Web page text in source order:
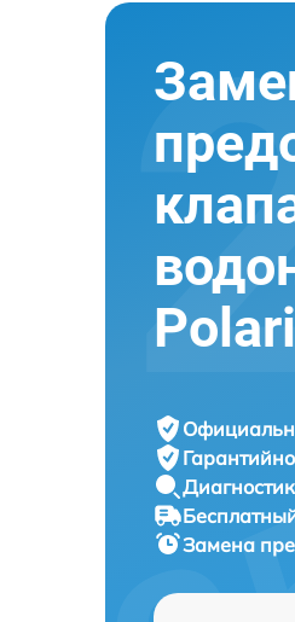
Замена